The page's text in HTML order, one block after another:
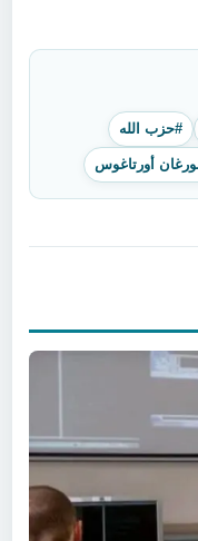
#حزب الله
أورتاغوس